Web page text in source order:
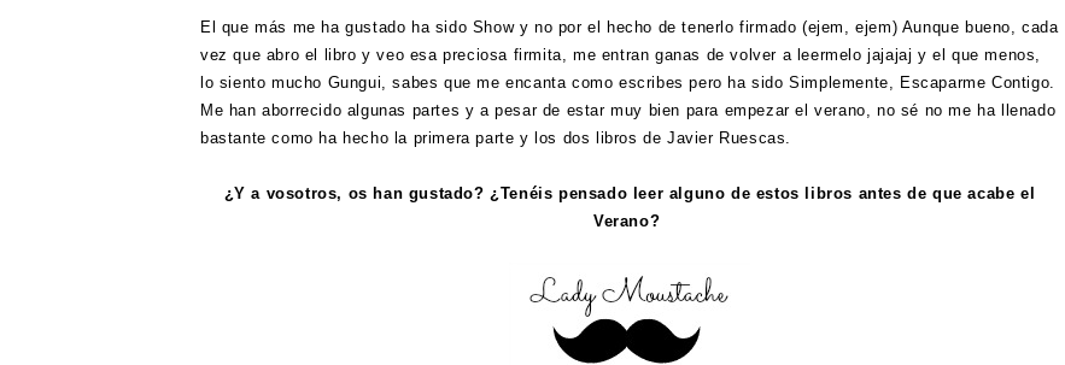
El que más me ha gustado ha sido Show y no por el hecho de tenerlo firmado (ejem, ejem) Aunque bueno, cada
vez que abro el libro y veo esa preciosa firmita, me entran ganas de volver a leermelo jajajaj y el que menos,
lo siento mucho Gungui, sabes que me encanta como escribes pero ha sido Simplemente, Escaparme Contigo.
Me han aborrecido algunas partes y a pesar de estar muy bien para empezar el verano, no sé no me ha llenado
bastante como ha hecho la primera parte y los dos libros de Javier Ruescas.
¿Y a vosotros, os han gustado? ¿Tenéis pensado leer alguno de estos libros antes de que acabe el
Verano?